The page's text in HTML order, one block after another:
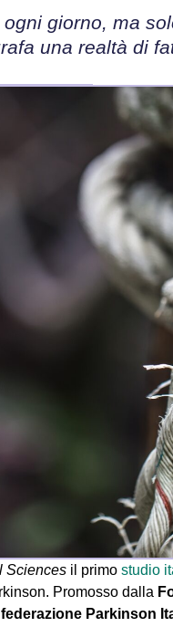
giorno, ma
una realtà di
Sciencesil primo studio
Promosso dalla
Parkinson